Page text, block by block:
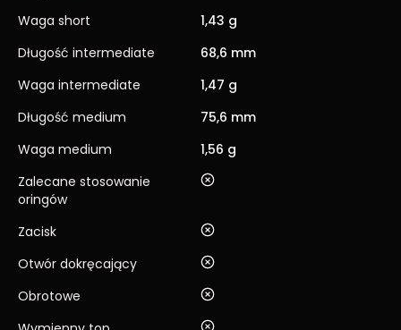
Waga short
1,43 g
Długość intermediate
68,6 mm
Waga intermediate
1,47 g
Długość medium
75,6 mm
Waga medium
1,56 g
Zalecane stosowanie
oringów
nie
Zacisk
nie
Otwór dokręcający
nie
Obrotowe
nie